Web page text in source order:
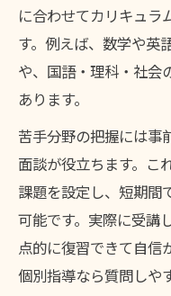
に合わせてカリキュラ
す。例えば、数学や英
や、国語・理科・社会
あります。
苦手分野の把握には事
面談が役立ちます。こ
課題を設定し、短期間
可能です。実際に受講
点的に復習できて自信
個別指導なら質問しや